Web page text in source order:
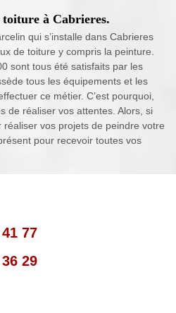
à Cabrieres.
qui s’installe dans Cabrieres
de toiture y compris la peinture.
sont tous été satisfaits par les
tous les équipements et les
ce métier. C’est pourquoi,
de réaliser vos attentes. Alors, si
réaliser vos projets de peindre votre
pour recevoir toutes vos
77
29